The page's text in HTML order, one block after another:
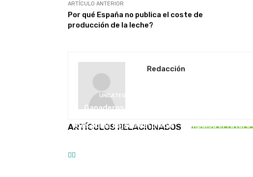
ARTÍCULO ANTERIOR
Por qué España no publica el coste de
producción de la leche?
Redacción
ARTÍCULOS RELACIONADOS
UNCATEGORISED
Ganaderos denuncian
mes por la bajada del precio
impulsa el futuro